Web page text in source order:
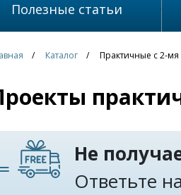
Полезные статьи
Каталог Практичные с 2-
Не
Ответьте